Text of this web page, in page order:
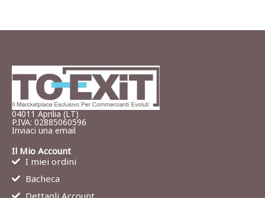
04011 Aprilia (LT)
P.IVA: 02885060596
Inviaci una email
Il Mio Account
I miei ordini
Bacheca